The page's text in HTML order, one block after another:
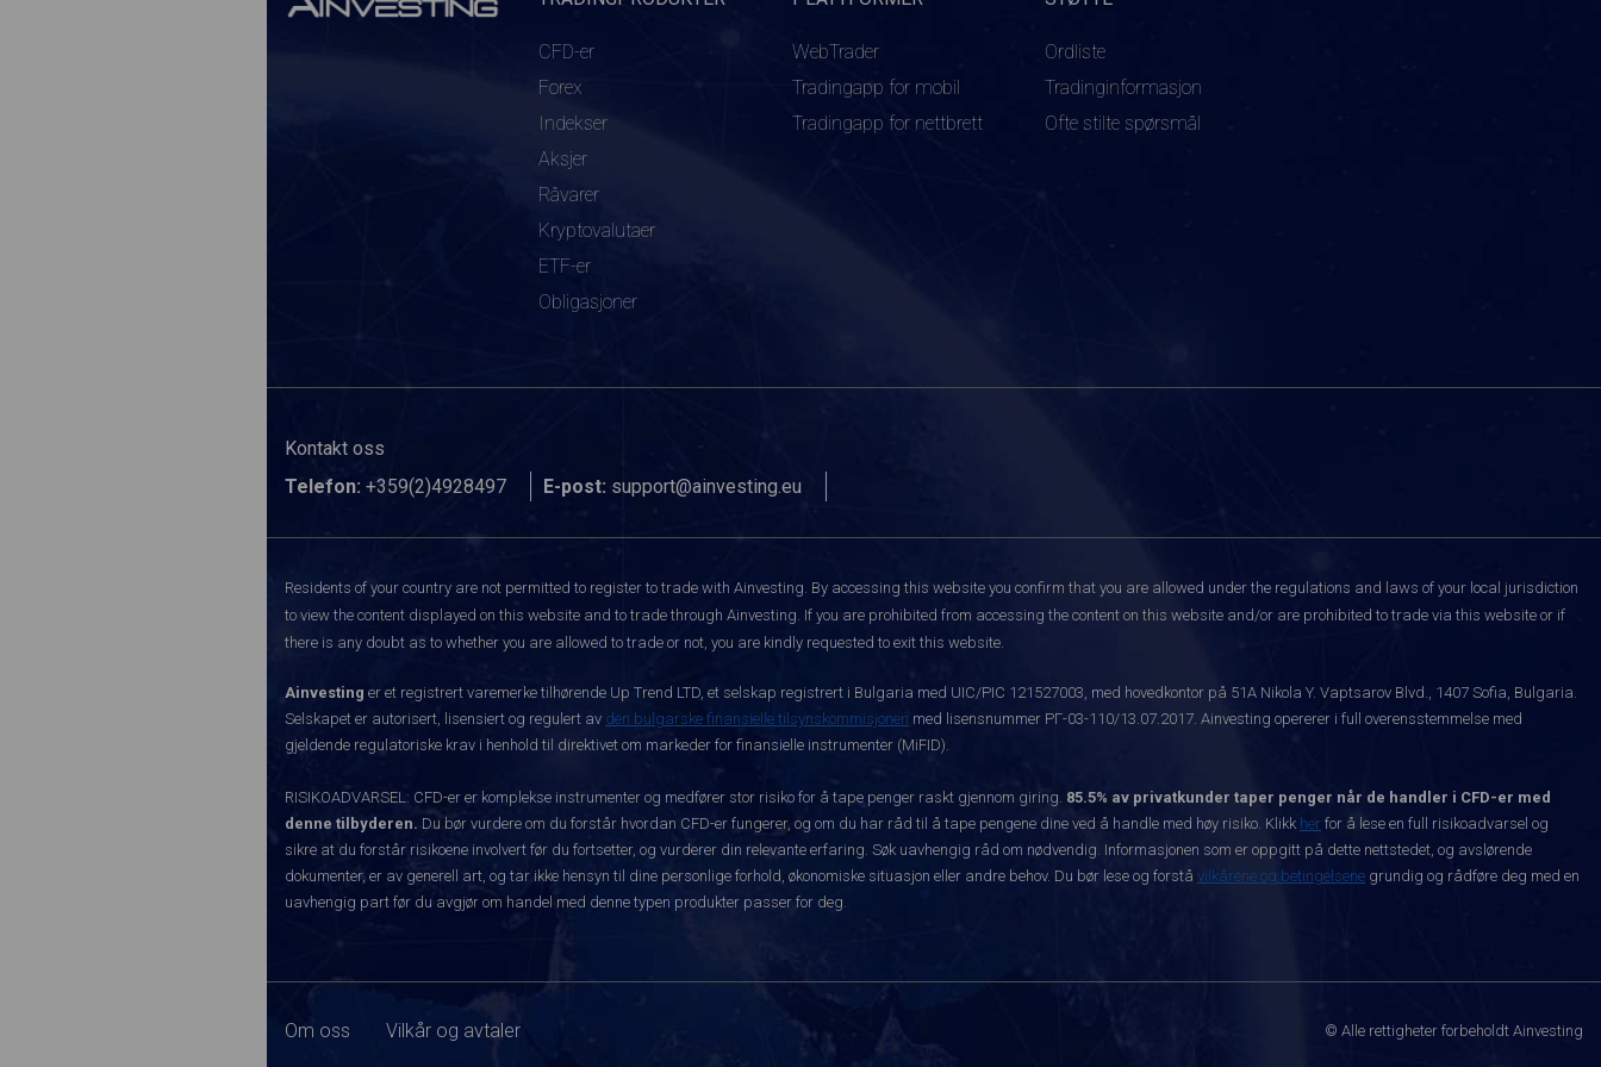
CFD-er
Forex
Indekser
Aksjer
Råvarer
Kryptovalutaer
ETF-er
Obligasjoner
WebTrader
Tradingapp for mobil
Tradingapp for nettbrett
Ordliste
Tradinginformasjon
Ofte stilte spørsmål
Kontakt oss
Telefon: +359(2)4928497 E-post: support@ainvesting.eu
Residents of your country are not permitted to register to trade with Ainvesting. By accessing this website you confirm that you are allowed under the regulations and laws of your local jurisdiction
to view the content displayed on this website and to trade through Ainvesting. If you are prohibited from accessing the content on this website and/or are prohibited to trade via this website or if
there is any doubt as to whether you are allowed to trade or not, you are kindly requested to exit this website.
Ainvesting er et registrert varemerke tilhørende Up Trend LTD, et selskap registrert i Bulgaria med UIC/PIC 121527003, med hovedkontor på 51A Nikola Y. Vaptsarov Blvd., 1407 Sofia, Bulgaria.
Selskapet er autorisert, lisensiert og regulert av den bulgarske finansielle tilsynskommisjonen med lisensnummer РГ-03-110/13.07.2017. Ainvesting opererer i full overensstemmelse med
gjeldende regulatoriske krav i henhold til direktivet om markeder for finansielle instrumenter (MiFID).
RISIKOADVARSEL: CFD-er er komplekse instrumenter og medfører stor risiko for å tape penger raskt gjennom giring. 85.5% av privatkunder taper penger når de handler i CFD-er med
denne tilbyderen. Du bør vurdere om du forstår hvordan CFD-er fungerer, og om du har råd til å tape pengene dine ved å handle med høy risiko. Klikk her for å lese en full risikoadvarsel og
sikre at du forstår risikoene involvert før du fortsetter, og vurderer din relevante erfaring. Søk uavhengig råd om nødvendig. Informasjonen som er oppgitt på dette nettstedet, og avslørende
dokumenter, er av generell art, og tar ikke hensyn til dine personlige forhold, økonomiske situasjon eller andre behov. Du bør lese og forstå vilkårene og betingelsene grundig og rådføre deg med en
uavhengig part før du avgjør om handel med denne typen produkter passer for deg.
Om oss Vilkår og avtaler © Alle rettigheter forbeholdt Ainvesting